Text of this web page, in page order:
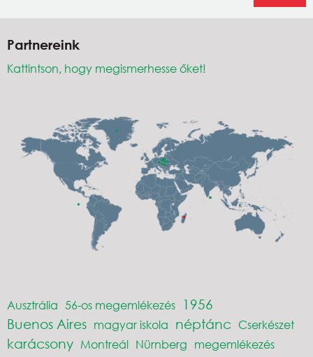
Partnereink
Kattintson, hogy megismerhesse őket!
Ausztrália 56-os megemlékezés
1956
Buenos Aires magyar iskola néptánc Cserkészet
karácsony Montreál Nürnberg megemlékezés